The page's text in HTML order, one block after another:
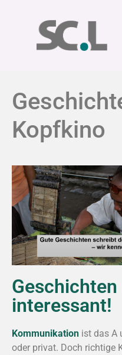
Kopfkino
interessant!
Kommunikation ist das A
oder privat. Doch richtige